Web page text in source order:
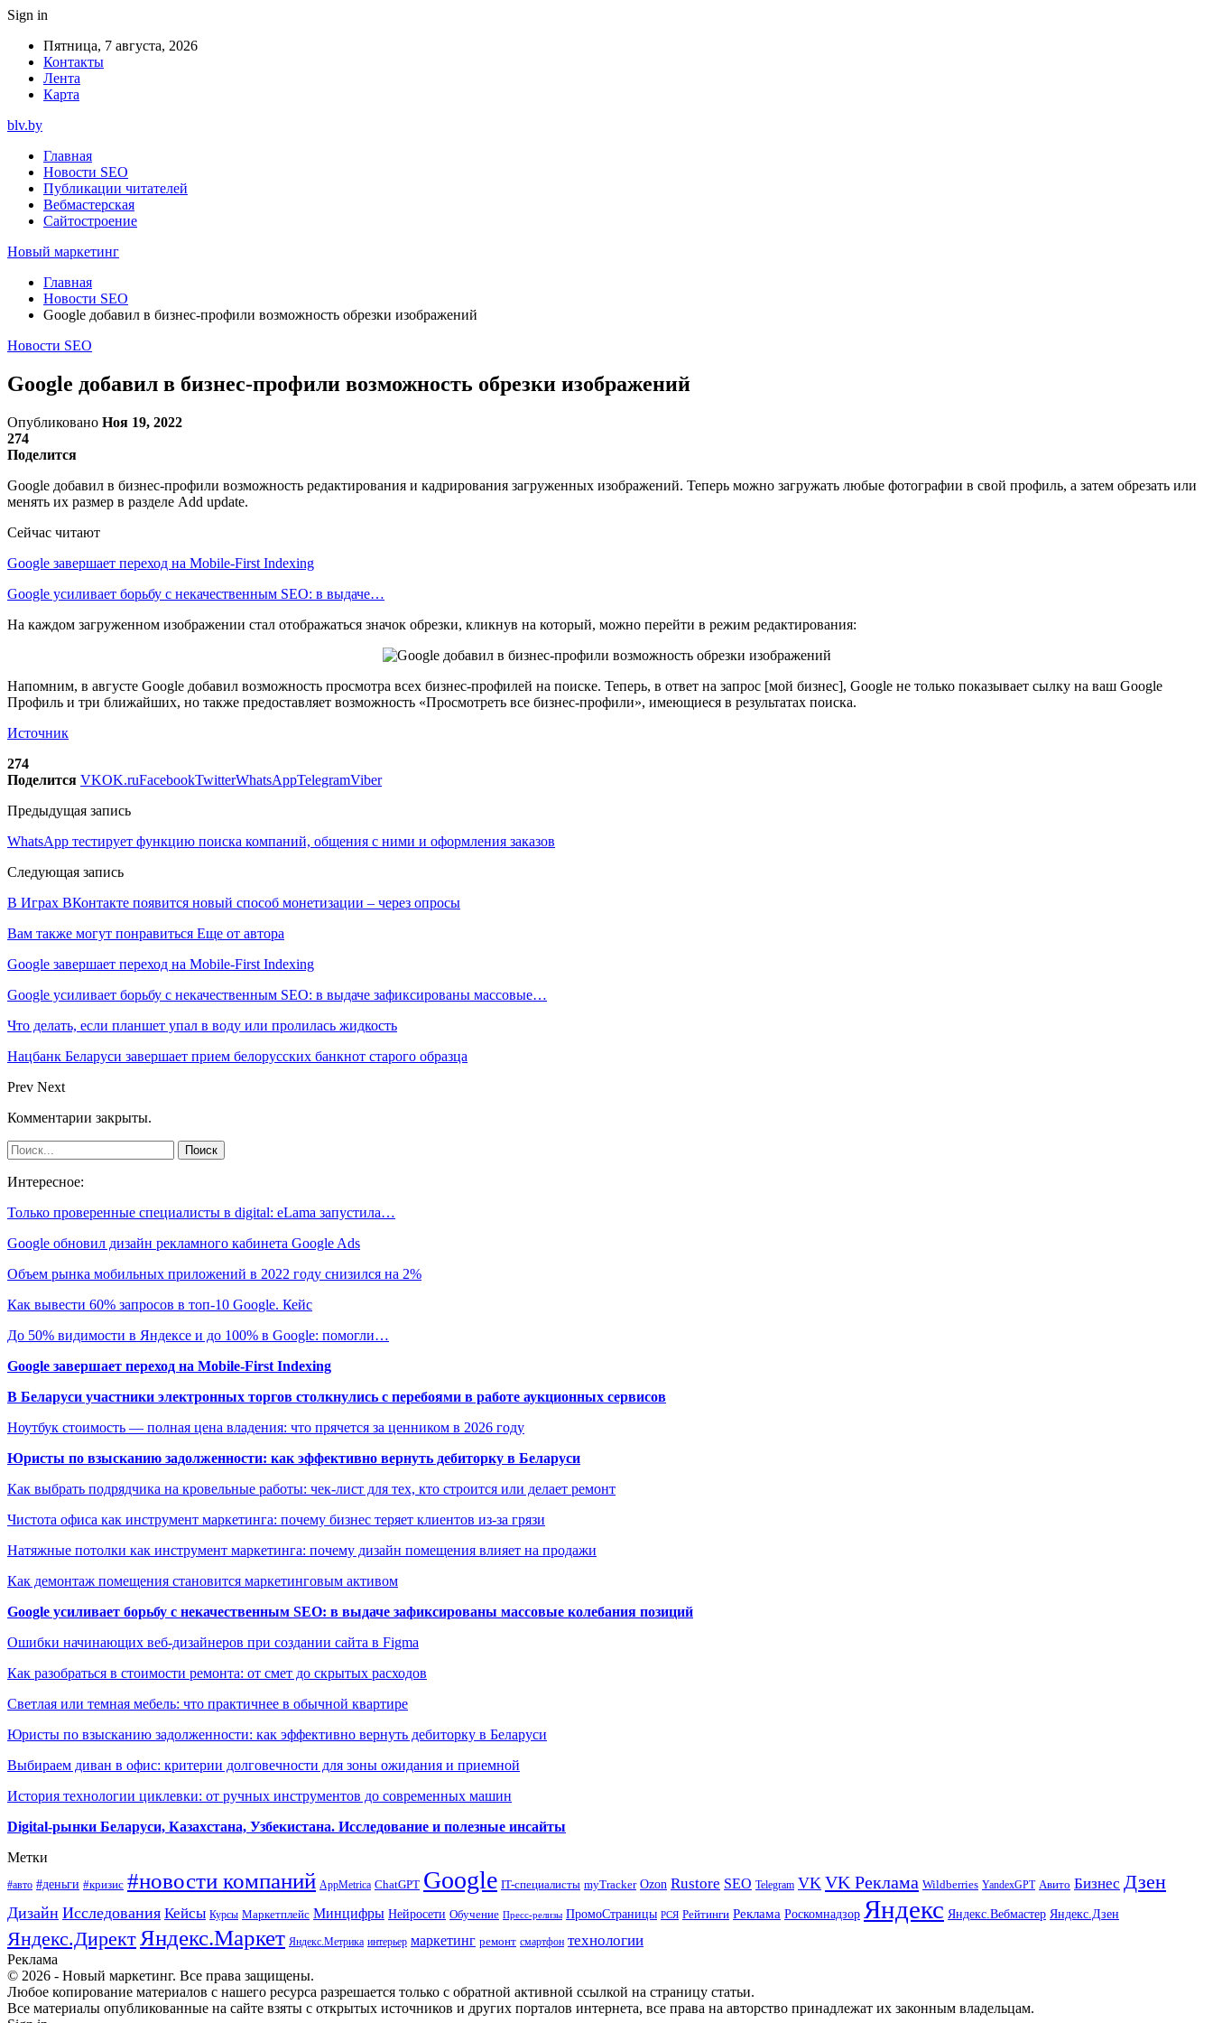
Sign in
Пятница, 7 августа, 2026
Контакты
Лента
Карта
blv.by
Главная
Новости SEO
Публикации читателей
Вебмастерская
Сайтостроение
Новый маркетинг
Главная
Новости SEO
Google добавил в бизнес-профили возможность обрезки изображений
Новости SEO
Google добавил в бизнес-профили возможность обрезки изображений
Опубликовано Ноя 19, 2022
274
Поделится
Google добавил в бизнес-профили возможность редактирования и кадрирования загруженных изображений. Теперь можно загружать любые фотографии в свой профиль, а затем обрезать или
менять их размер в разделе Add update.
Сейчас читают
Google завершает переход на Mobile-First Indexing
Google усиливает борьбу с некачественным SEO: в выдаче…
На каждом загруженном изображении стал отображаться значок обрезки, кликнув на который, можно перейти в режим редактирования:
Напомним, в августе Google добавил возможность просмотра всех бизнес-профилей на поиске. Теперь, в ответ на запрос [мой бизнес], Google не только показывает сылку на ваш Google
Профиль и три ближайших, но также предоставляет возможность «Просмотреть все бизнес-профили», имеющиеся в результатах поиска.
Источник
274
Поделится VKOK.ruFacebookTwitterWhatsAppTelegramViber
Предыдущая запись
WhatsApp тестирует функцию поиска компаний, общения с ними и оформления заказов
Следующая запись
В Играх ВКонтакте появится новый способ монетизации – через опросы
Вам также могут понравиться Еще от автора
Google завершает переход на Mobile-First Indexing
Google усиливает борьбу с некачественным SEO: в выдаче зафиксированы массовые…
Что делать, если планшет упал в воду или пролилась жидкость
Нацбанк Беларуси завершает прием белорусских банкнот старого образца
Prev Next
Комментарии закрыты.
Интересное:
Только проверенные специалисты в digital: eLama запустила…
Google обновил дизайн рекламного кабинета Google Ads
Объем рынка мобильных приложений в 2022 году снизился на 2%
Как вывести 60% запросов в топ-10 Google. Кейс
До 50% видимости в Яндексе и до 100% в Google: помогли…
Google завершает переход на Mobile-First Indexing
В Беларуси участники электронных торгов столкнулись с перебоями в работе аукционных сервисов
Ноутбук стоимость — полная цена владения: что прячется за ценником в 2026 году
Юристы по взысканию задолженности: как эффективно вернуть дебиторку в Беларуси
Как выбрать подрядчика на кровельные работы: чек-лист для тех, кто строится или делает ремонт
Чистота офиса как инструмент маркетинга: почему бизнес теряет клиентов из-за грязи
Натяжные потолки как инструмент маркетинга: почему дизайн помещения влияет на продажи
Как демонтаж помещения становится маркетинговым активом
Google усиливает борьбу с некачественным SEO: в выдаче зафиксированы массовые колебания позиций
Ошибки начинающих веб-дизайнеров при создании сайта в Figma
Как разобраться в стоимости ремонта: от смет до скрытых расходов
Светлая или темная мебель: что практичнее в обычной квартире
Юристы по взысканию задолженности: как эффективно вернуть дебиторку в Беларуси
Выбираем диван в офис: критерии долговечности для зоны ожидания и приемной
История технологии циклевки: от ручных инструментов до современных машин
Digital-рынки Беларуси, Казахстана, Узбекистана. Исследование и полезные инсайты
Метки
#авто #деньги #кризис #новости компаний AppMetrica ChatGPT Google IT-специалисты myTracker Ozon Rustore SEO Telegram VK VK Реклама Wildberries YandexGPT Авито Бизнес Дзен
Дизайн Исследования Кейсы Курсы Маркетплейс Минцифры Нейросети Обучение Пресс-релизы ПромоСтраницы РСЯ Рейтинги Реклама Роскомнадзор Яндекс Яндекс.Вебмастер Яндекс.Дзен
Яндекс.ДиректЯндекс.Маркет Яндекс.Метрика интерьер маркетинг ремонт смартфон технологии
Реклама
© 2026 - Новый маркетинг. Все права защищены.
Любое копирование материалов с нашего ресурса разрешается только с обратной активной ссылкой на страницу статьи.
Все материалы опубликованные на сайте взяты с открытых источников и других порталов интернета, все права на авторство принадлежат их законным владельцам.